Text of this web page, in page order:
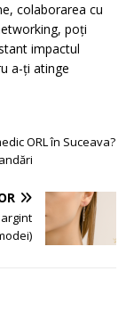
colaborarea cu
poți
impactul
a-ți atinge
ORL în Suceava?
argint